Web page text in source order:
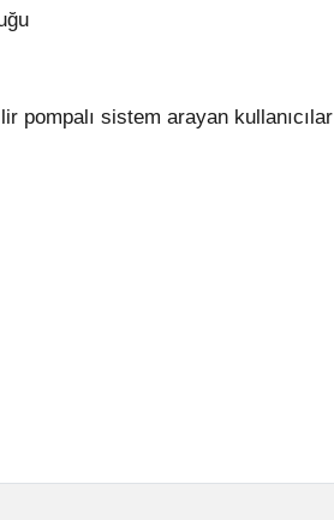
pompalı sistem arayan kullanıcılar